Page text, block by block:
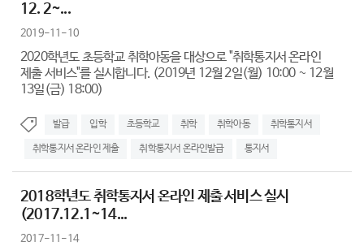
12. 2~...
2019-11-10
2020학년도 초등학교 취학아동을 대상으로 "취학통지서 온라인
제출 서비스"를 실시합니다. (2019년 12월 2일(월) 10:00 ~ 12월
13일(금) 18:00)
발급 입학 초등학교 취학 취학아동 취학통지서
취학통지서 온라인 제출 취학통지서 온라인발급 통지서
2018학년도 취학통지서 온라인 제출 서비스 실시
(2017.12.1~14...
2017-11-14